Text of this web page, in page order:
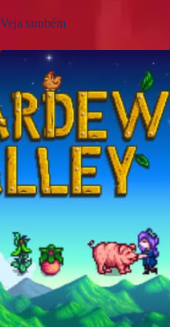
Veja também